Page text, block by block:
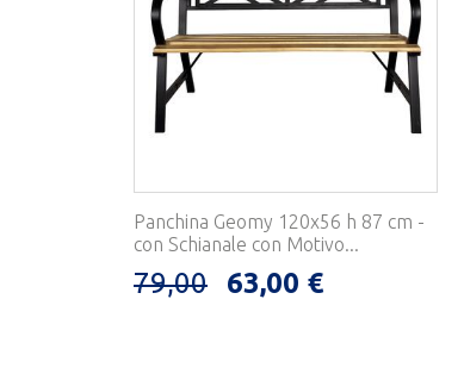
Panchina Geomy 120x56 h 87 cm -
con Schianale con Motivo...
79,00 63,00 €